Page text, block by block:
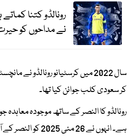
رونالڈو کتنا
نے مداحوں کو
سال 2022 میں کرسٹیانو رونالڈو نے
کر سعودی کلب جوائن کیا تھا۔
ہے۔ انہوں نے 26 مئی